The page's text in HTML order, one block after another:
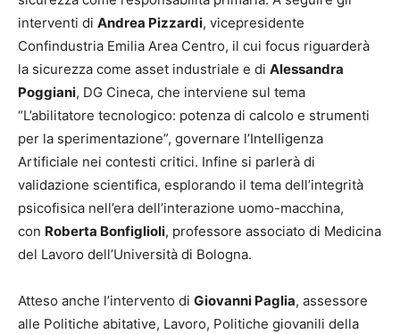
interventi di Andrea Pizzardi, vicepresidente
Confindustria Emilia Area Centro, il cui focus riguarderà
la sicurezza come asset industriale e di Alessandra
Poggiani, DG Cineca, che interviene sul tema
“L’abilitatore tecnologico: potenza di calcolo e strumenti
per la sperimentazione”, governare l’Intelligenza
Artificiale nei contesti critici. Infine si parlerà di
validazione scientifica, esplorando il tema dell’integrità
psicofisica nell’era dell’interazione uomo-macchina,
con Roberta Bonfiglioli, professore associato di Medicina
del Lavoro dell’Università di Bologna.
Atteso anche l’intervento di Giovanni Paglia, assessore
alle Politiche abitative, Lavoro, Politiche giovanili della